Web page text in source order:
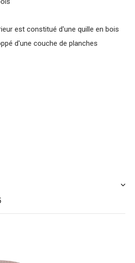
est constitué d'une quille en bois
d'une couche de planches